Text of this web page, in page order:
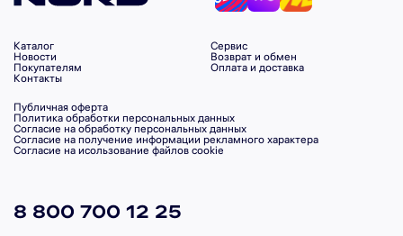
Каталог
Новости
Покупателям
Контакты
Сервис
Возврат и обмен
Оплата и доставка
Публичная оферта
Политика обработки персональных данных
Согласие на обработку персональных данных
Согласие на получение информации рекламного характера
Согласие на исользование файлов cookie
8 800 700 12 25